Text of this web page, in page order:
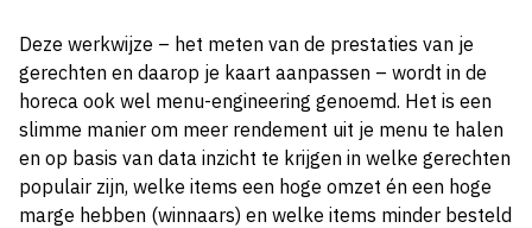
Deze werkwijze – het meten van de prestaties van je
gerechten en daarop je kaart aanpassen – wordt in de
horeca ook wel menu-engineering genoemd. Het is een
slimme manier om meer rendement uit je menu te halen
en op basis van data inzicht te krijgen in welke gerechten
populair zijn, welke items een hoge omzet én een hoge
marge hebben (winnaars) en welke items minder besteld